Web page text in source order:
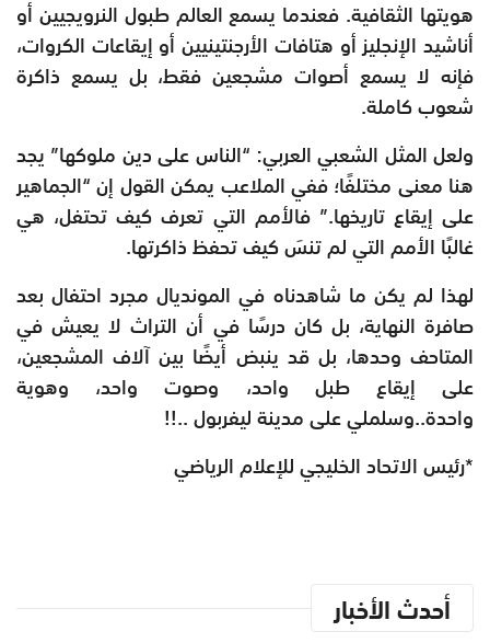
هويتها الثقافية. فعندما يسمع العالم طبول النرويجيين أو
أناشيد الإنجليز أو هتافات الأرجنتينيين أو إيقاعات الكروات،
فإنه لا يسمع أصوات مشجعين فقط، بل يسمع ذاكرة
شعوب كاملة.
ولعل المثل الشعبي العربي: “الناس على دين ملوكها” يجد
هنا معنى مختلفًا؛ ففي الملاعب يمكن القول إن “الجماهير
على إيقاع تاريخها.” فالأمم التي تعرف كيف تحتفل، هي
غالبًا الأمم التي لم تنسَ كيف تحفظ ذاكرتها.
لهذا لم يكن ما شاهدناه في المونديال مجرد احتفال بعد
صافرة النهاية، بل كان درسًا في أن التراث لا يعيش في
المتاحف وحدها، بل قد ينبض أيضًا بين آلاف المشجعين،
على إيقاع طبل واحد، وصوت واحد، وهوية
واحدة..وسلملي على مدينة ليفربول ..!!
*رئيس الاتحاد الخليجي للإعلام الرياضي
أحدث الأخبار